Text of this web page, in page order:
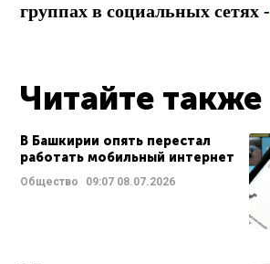
группах в социальных сетях -
Читайте также
В Башкирии опять перестал
работать мобильный интернет
Общество 09:07 08.07.2026